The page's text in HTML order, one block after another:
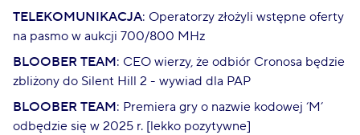
TELEKOMUNIKACJA: Operatorzy złożyli wstępne oferty
na pasmo w aukcji 700/800 MHz
BLOOBER TEAM: CEO wierzy, że odbiór Cronosa będzie
zbliżony do Silent Hill 2 - wywiad dla PAP
BLOOBER TEAM: Premiera gry o nazwie kodowej ‘M’
odbędzie się w 2025 r. [lekko pozytywne]